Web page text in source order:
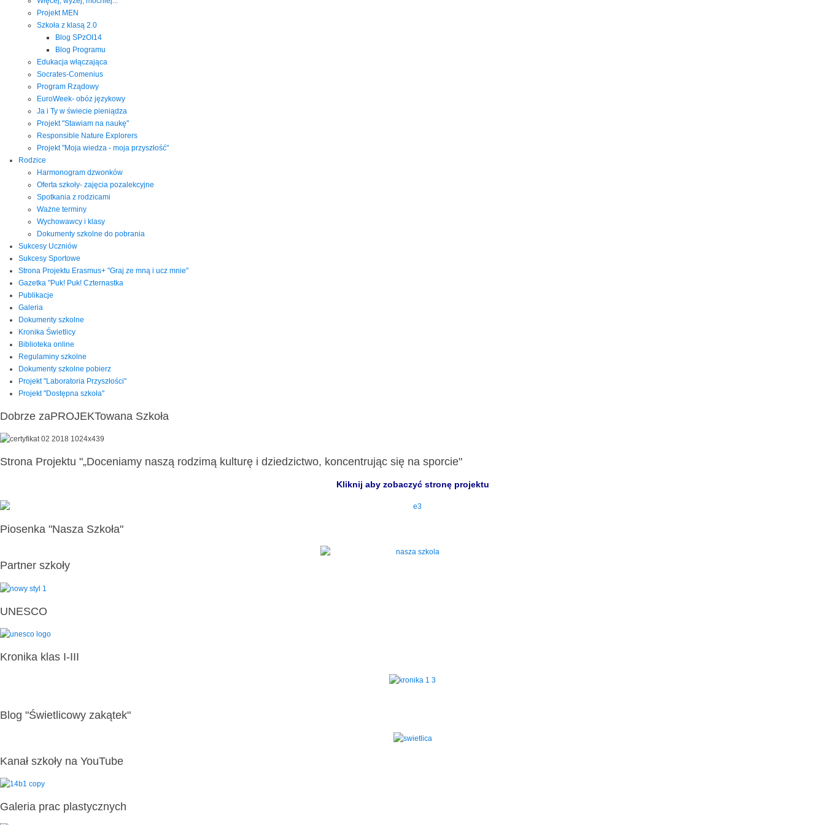
Projekt MEN
Szkoła z klasą 2.0
Blog SPzOI14
Blog Programu
Edukacja włączająca
Socrates-Comenius
Program Rządowy
EuroWeek- obóz językowy
Ja i Ty w świecie pieniądza
Projekt "Stawiam na naukę"
Responsible Nature Explorers
Projekt "Moja wiedza - moja przyszłość"
Rodzice
Harmonogram dzwonków
Oferta szkoły- zajęcia pozalekcyjne
Spotkania z rodzicami
Ważne terminy
Wychowawcy i klasy
Dokumenty szkolne do pobrania
Sukcesy Uczniów
Sukcesy Sportowe
Strona Projektu Erasmus+ "Graj ze mną i ucz mnie"
Gazetka "Puk! Puk! Czternastka
Publikacje
Galeria
Dokumenty szkolne
Kronika Świetlicy
Biblioteka online
Regulaminy szkolne
Dokumenty szkolne pobierz
Projekt "Laboratoria Przyszłości"
Projekt "Dostępna szkoła"
Dobrze zaPROJEKTowana Szkoła
Strona Projektu "„Doceniamy naszą rodzimą kulturę i dziedzictwo, koncentrując się na sporcie"
Kliknij aby zobaczyć stronę projektu
Piosenka "Nasza Szkoła"
Partner szkoły
UNESCO
Kronika klas I-III
Blog "Świetlicowy zakątek"
Kanał szkoły na YouTube
Galeria prac plastycznych